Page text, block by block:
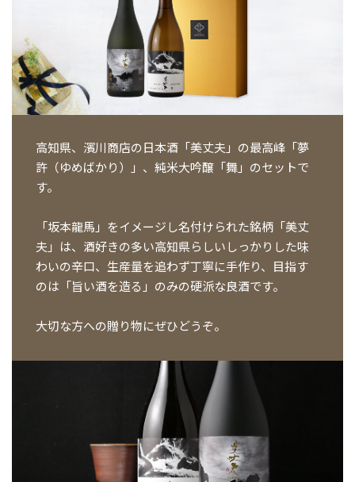
高知県、濱川商店の日本酒「美丈夫」の最高峰「夢
許（ゆめばかり）」、純米大吟醸「舞」のセットで
す。
「坂本龍馬」をイメージし名付けられた銘柄「美丈
夫」は、酒好きの多い高知県らしいしっかりした味
わいの辛口、生産量を追わず丁寧に手作り、目指す
のは「旨い酒を造る」のみの硬派な良酒です。
大切な方への贈り物にぜひどうぞ。